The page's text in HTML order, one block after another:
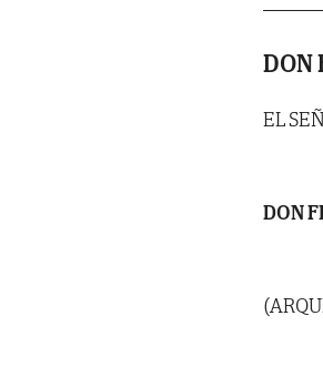
DON
EL
DON